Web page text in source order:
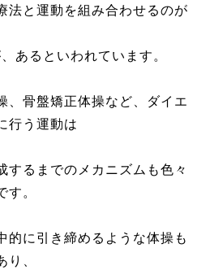
法と運動を組み合わせるのが
あるといわれています。
、骨盤矯正体操など、ダイエ
行う運動は
するまでのメカニズムも色々
す。
的に引き締めるような体操も
り、